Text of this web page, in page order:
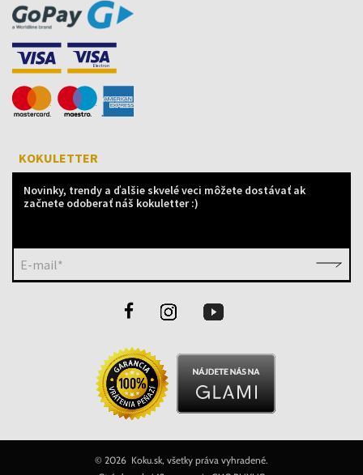
KOKULETTER
Novinky, trendy a ďalšie skvelé veci môžete dostávať ak
začnete odoberať náš kokuletter :)
E-mail*
© 2026 Koku.sk, všetky práva vyhradené.